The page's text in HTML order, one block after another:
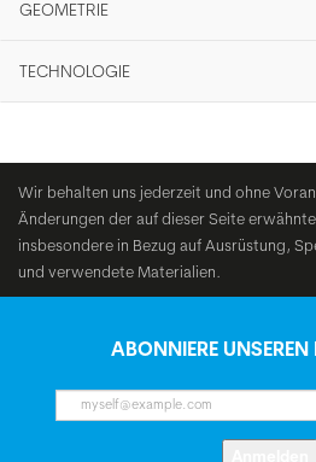
GEOMETRIE
TECHNOLOGIE
Wir behalten uns jederzeit und ohne
Änderungen der auf dieser Seite
insbesondere in Bezug auf Ausrüstung,
und verwendete Materialien.
ABONNIERE UNSEREN